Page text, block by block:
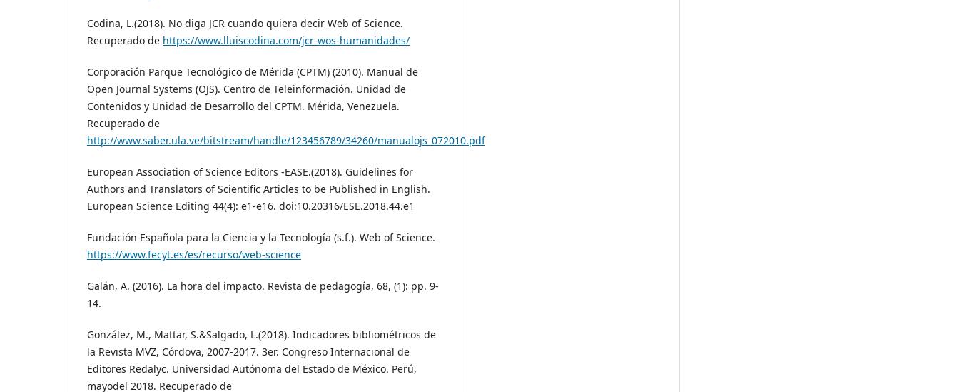
Codina, L.(2018). No diga JCR cuando quiera decir Web of Science.
Recuperado de https://www.lluiscodina.com/jcr-wos-humanidades/
Corporación Parque Tecnológico de Mérida (CPTM) (2010). Manual de
Open Journal Systems (OJS). Centro de Teleinformación. Unidad de
Contenidos y Unidad de Desarrollo del CPTM. Mérida, Venezuela.
Recuperado de
http://www.saber.ula.ve/bitstream/handle/123456789/34260/manualojs_072010.pdf
European Association of Science Editors -EASE.(2018). Guidelines for
Authors and Translators of Scientific Articles to be Published in English.
European Science Editing 44(4): e1-e16. doi:10.20316/ESE.2018.44.e1
Fundación Española para la Ciencia y la Tecnología (s.f.). Web of Science.
https://www.fecyt.es/es/recurso/web-science
Galán, A. (2016). La hora del impacto. Revista de pedagogía, 68, (1): pp. 9-
14.
González, M., Mattar, S.&Salgado, L.(2018). Indicadores bibliométricos de
la Revista MVZ, Córdova, 2007-2017. 3er. Congreso Internacional de
Editores Redalyc. Universidad Autónoma del Estado de México. Perú,
mayodel 2018. Recuperado de